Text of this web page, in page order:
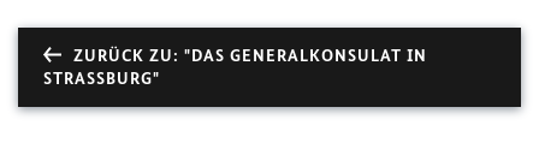
ZURÜCK ZU: "DAS GENERALKONSULAT IN
STRASSBURG"